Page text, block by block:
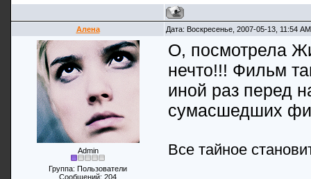
Алена Дата: Воскресенье, 2007-05-13, 11:54
Admin
Группа: Пользователи
Сообщений: 204
О, посмотрела
нечто!!! Фильм
иной раз перед
сумасшедших
Все тайное